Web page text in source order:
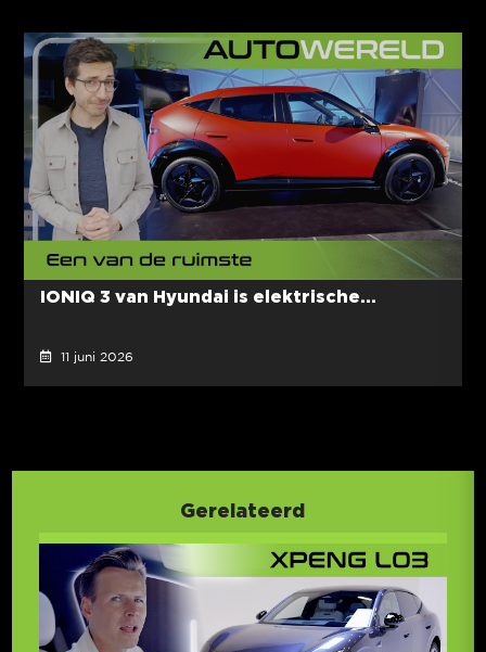
IONIQ 3 van Hyundai is elektrische...
11 juni 2026
Gerelateerd